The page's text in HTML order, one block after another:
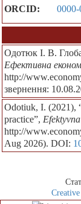
ORCID:
Одотюк І. В.
Ефективна
http://
звернення:
Odotiuk, I. (2021),
practice”,
http://
Aug 2026). DOI: